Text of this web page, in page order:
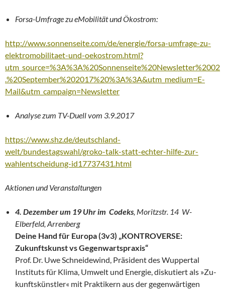
Forsa-Umfrage zu eMobilität und Ökostrom:
http://www.sonnenseite.com/de/energie/forsa-umfrage-zu-
elektromobilitaet-und-oekostrom.html?
utm_source=%3A%3A%20Sonnenseite%20Newsletter%2002
.%20September%202017%20%3A%3A&utm_medium=E-
Mail&utm_campaign=Newsletter
Analyse zum TV-Duell vom 3.9.2017
https://www.shz.de/deutschland-
welt/bundestagswahl/groko-talk-statt-echter-hilfe-zur-
wahlentscheidung-id17737431.html
Aktionen und Veranstaltungen
4. Dezember um 19 Uhr im Codeks, Moritzstr. 14 W-
Elberfeld, Arrenberg
Deine Hand für Europa (3v3) „KONTROVERSE:
Zukunftskunst vs Gegenwartspraxis“
Prof. Dr. Uwe Schneidewind, Präsident des Wuppertal
Instituts für Klima, Um­welt und Energie, diskutiert als »Zu­
kunftskünstler« mit Praktikern aus der gegenwärtigen